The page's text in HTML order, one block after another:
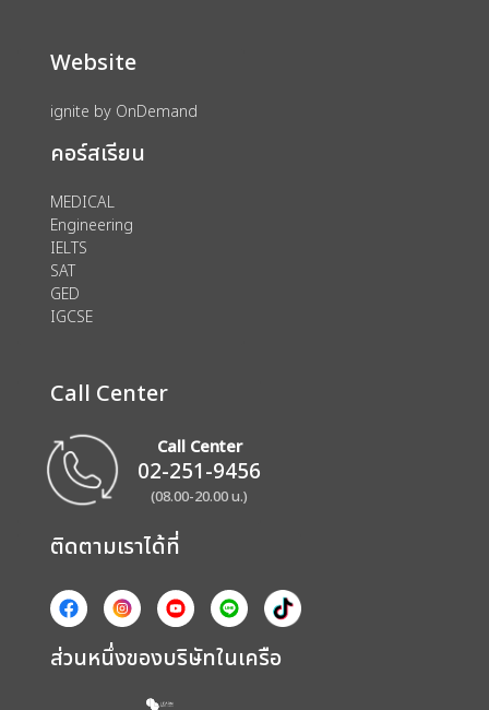
Website
ignite by OnDemand
คอร์สเรียน
MEDICAL
Engineering
IELTS
SAT
GED
IGCSE
Call Center
Call Center
02-251-9456
(08.00-20.00 น.)
ติดตามเราได้ที่
ส่วนหนึ่งของบริษัทในเครือ